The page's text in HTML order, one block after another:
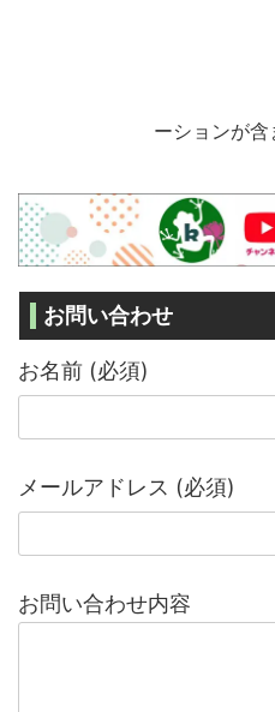
ーションが
お問い合わせ
お名前 (必須)
メールアドレス (必須)
お問い合わせ内容